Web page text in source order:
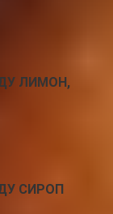
ЛИМОН,
СИРОП